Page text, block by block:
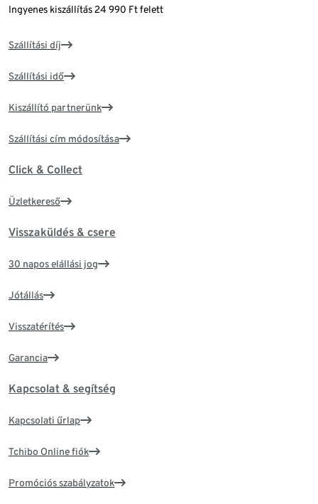
Ingyenes kiszállítás 24 990 Ft felett
Szállítási díj
Szállítási idő
Kiszállító partnerünk
Szállítási cím módosítása
Click & Collect
Üzletkereső
Visszaküldés & csere
30 napos elállási jog
Jótállás
Visszatérítés
Garancia
Kapcsolat & segítség
Kapcsolati űrlap
Tchibo Online fiók
Promóciós szabályzatok